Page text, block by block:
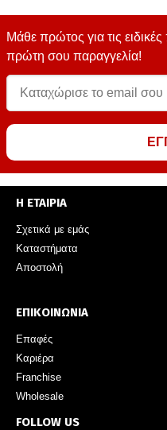
Μάθε πρώτος για τις
πρώτη σου παραγγελία!
Η ΕΤΑΙΡΙΑ
Σχετικά με εμάς
Καταστήματα
Αποστολή
ΕΠΙΚΟΙΝΩΝΙΑ
Επαφές
Καριέρα
Franchise
Wholesale
FOLLOW US